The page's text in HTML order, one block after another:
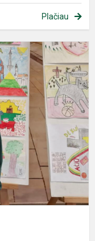
Plačiau